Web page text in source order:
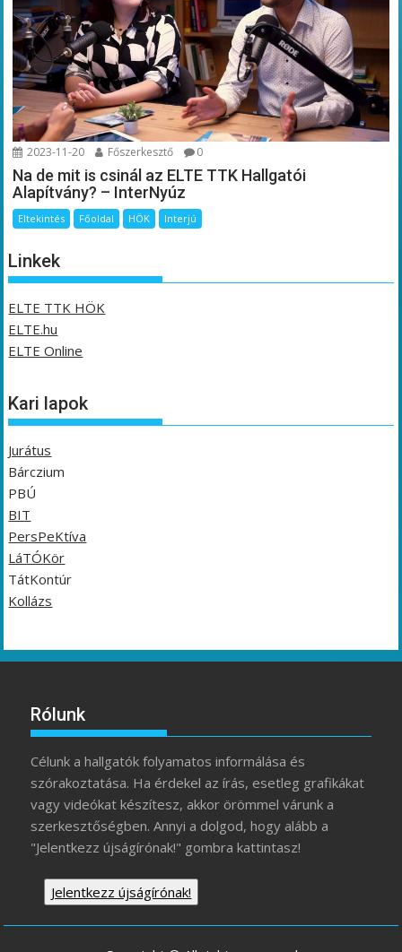
2023-11-20 Főszerkesztő 0
Na de mit is csinál az ELTE TTK Hallgatói
Alapítvány? – InterNyúz
Eltekintés Főoldal HÖK Interjú
Linkek
ELTE TTK HÖK
ELTE.hu
ELTE Online
Kari lapok
Jurátus
Bárczium
PBÚ
BIT
PersPeKtíva
LáTÓKör
TátKontúr
Kollázs
Rólunk
Célunk a hallgatók folyamatos informálása és
szórakoztatása. Ha érdekel az írás, esetleg grafikákat
vagy videókat készítesz, akkor örömmel várunk a
szerkesztőségben. Annyi a dolgod, hogy alább a
"Jelentkezz újságírónak!" gombra kattintasz!
Jelentkezz újságírónak!